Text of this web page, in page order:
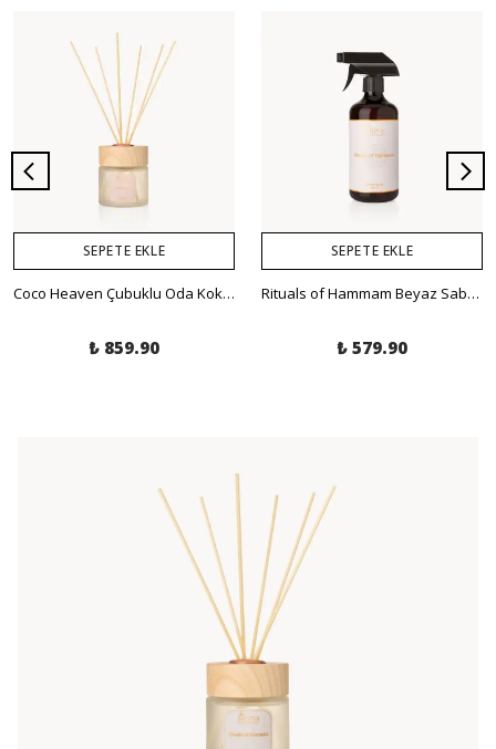
SEPETE EKLE
Coco Heaven Çubuklu Oda Kokusu - Vanilya, Hindistan Cevizi 120ml
₺ 859.90
SEPETE EKLE
Rituals of Hammam Beyaz Sabun Oda-Kumaş Spreyi 450ml
₺ 579.90